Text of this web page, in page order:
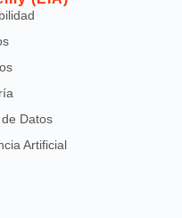
Datos
Artificial